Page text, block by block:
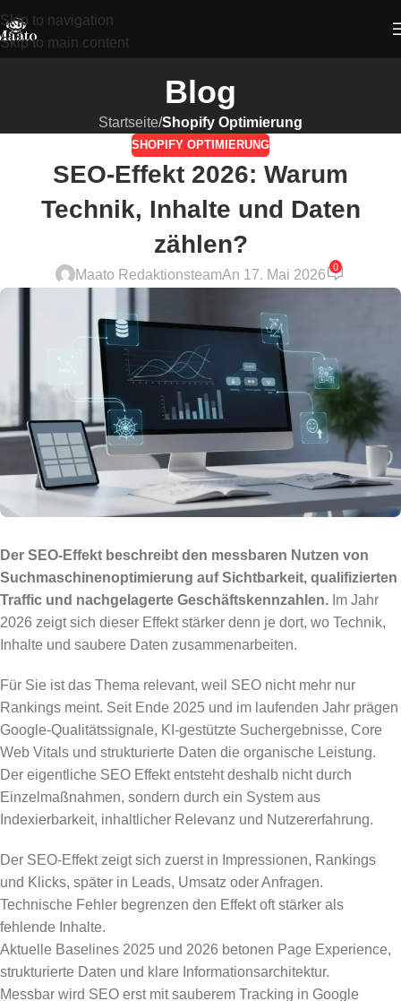
Skip to navigation
Skip to main content
Blog
Startseite/Shopify Optimierung
SHOPIFY OPTIMIERUNG
SEO-Effekt 2026: Warum
Technik, Inhalte und Daten
zählen?
Maato RedaktionsteamAn 17. Mai 2026
0
Der SEO-Effekt beschreibt den messbaren Nutzen von
Suchmaschinenoptimierung auf Sichtbarkeit, qualifizierten
Traffic und nachgelagerte Geschäftskennzahlen. Im Jahr
2026 zeigt sich dieser Effekt stärker denn je dort, wo Technik,
Inhalte und saubere Daten zusammenarbeiten.
Für Sie ist das Thema relevant, weil SEO nicht mehr nur
Rankings meint. Seit Ende 2025 und im laufenden Jahr prägen
Google-Qualitätssignale, KI-gestützte Suchergebnisse, Core
Web Vitals und strukturierte Daten die organische Leistung.
Der eigentliche SEO Effekt entsteht deshalb nicht durch
Einzelmaßnahmen, sondern durch ein System aus
Indexierbarkeit, inhaltlicher Relevanz und Nutzererfahrung.
Der SEO-Effekt zeigt sich zuerst in Impressionen, Rankings
und Klicks, später in Leads, Umsatz oder Anfragen.
Technische Fehler begrenzen den Effekt oft stärker als
fehlende Inhalte.
Aktuelle Baselines 2025 und 2026 betonen Page Experience,
strukturierte Daten und klare Informationsarchitektur.
Messbar wird SEO erst mit sauberem Tracking in Google